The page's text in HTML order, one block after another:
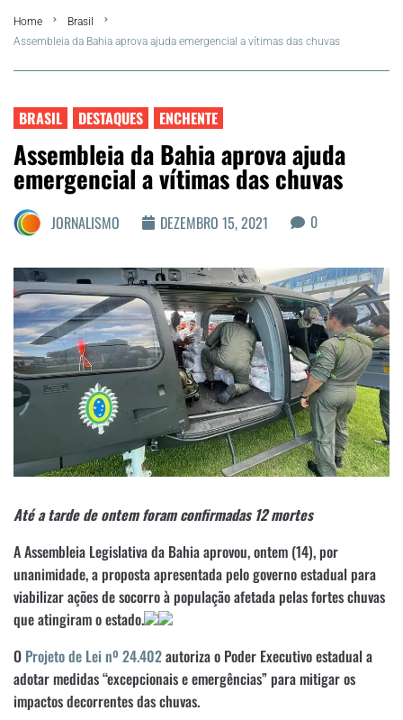
FLA Araru 2026
Região dos Lagos
Agenda Cultural
Colunistas
Matérias Exclusivas
Home
Brasil
Assembleia da Bahia aprova ajuda emergencial a vítimas das chuvas
BRASIL DESTAQUES ENCHENTE
Assembleia da Bahia aprova ajuda
emergencial a vítimas das chuvas
JORNALISMO DEZEMBRO 15, 2021 0
Até a tarde de ontem foram confirmadas 12 mortes
A Assembleia Legislativa da Bahia aprovou, ontem (14), por
unanimidade, a proposta apresentada pelo governo estadual para
viabilizar ações de socorro à população afetada pelas fortes chuvas
que atingiram o estado.
O Projeto de Lei nº 24.402autoriza o Poder Executivo estadual a
adotar medidas “excepcionais e emergências” para mitigar os
impactos decorrentes das chuvas.